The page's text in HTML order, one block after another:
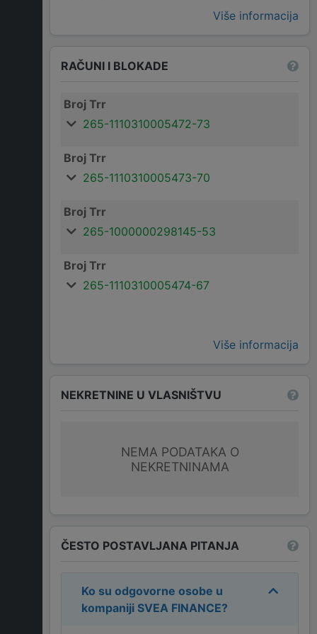
Više informacija
RAČUNI I BLOKADE
Broj Trr
265-1110310005472-73
Broj Trr
265-1110310005473-70
Broj Trr
265-1000000298145-53
Broj Trr
265-1110310005474-67
Više informacija
NEKRETNINE U VLASNIŠTVU
NEMA PODATAKA O
NEKRETNINAMA
ČESTO POSTAVLJANA PITANJA
Ko su odgovorne osobe u
kompaniji SVEA FINANCE?